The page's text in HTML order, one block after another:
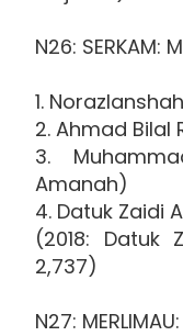
N26: SERKAM:
1.
2. Ahmad Bilal
3.
Amanah)
4. Datuk Zaidi
(2018: Datuk
2,737)
N27: